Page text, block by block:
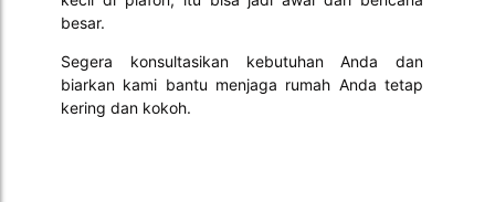
besar.
Segera konsultasikan kebutuhan Anda dan
biarkan kami bantu menjaga rumah Anda tetap
kering dan kokoh.